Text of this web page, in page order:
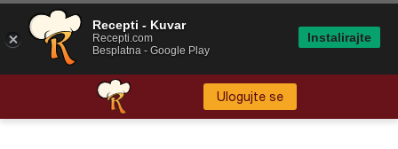
Ulogujte se
Recepti - Kuvar
Recepti.com
Besplatna - Google Play
Instalirajte